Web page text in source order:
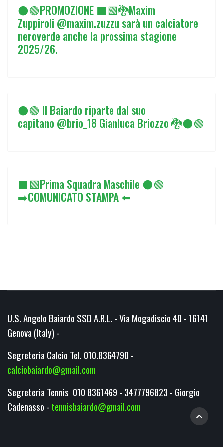
⚫🟢PROMOZIONE ⬛🟩🐉Maxim
Zuppiroli @maxim.zuzzu sarà un calciatore
neroverde anche la prossima stagione
2025/26.
⚫🟢 Il Baiardo riparte dal suo
capitano @brio_18 Gianluca Briozzo 🐉⚫🟢
⬛🟩Prima Squadra Maschile ⚫🟢
➡️COMUNICATO STAMPA ⬅️
U.S. Angelo Baiardo SSD A.R.L. - Via Mogadiscio 40 - 16141
Genova (Italy) -
Segreteria Calcio Tel. 010.8364790 -
calciobaiardo@gmail.com
Segreteria Tennis 010 8361469 - 3477796823 - Giorgio
Cadenasso - tennisbaiardo@gmail.com